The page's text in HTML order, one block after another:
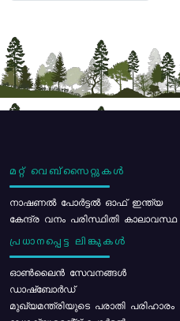
മറ്റ് വെബ്സൈറ്റുകൾ
നാഷണൽ പോർട്ടൽ ഓഫ് ഇന്ത്യ
കേന്ദ്ര വനം പരിസ്ഥിതി
പ്രധാനപ്പെട്ട ലിങ്കുകൾ
ഓൺലൈൻ സേവനങ്ങൾ
ഡാഷ്ബോർഡ്
മുഖ്യമന്ത്രിയുടെ പരാതി പരിഹാരം